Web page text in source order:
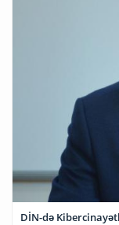
DİN-də